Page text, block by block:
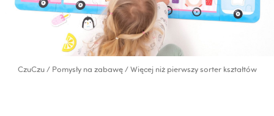
CzuCzu/ Pomysły na zabawę/ Więcej niż pierwszy sorter kształtów